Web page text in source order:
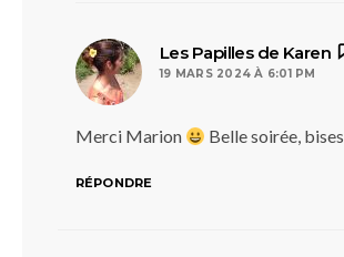
Les Papilles de Karen
19 MARS 2024 À 6:01 PM
Merci Marion Belle soirée, bises
RÉPONDRE